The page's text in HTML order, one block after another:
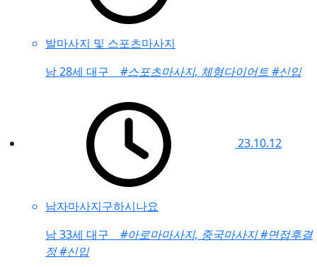
발마사지 및 스포츠마사지
남28세 대구 #스포츠마사지, 체형다이어트#신입
23.10.12
남자마사지구하시나요
남33세 대구 #아로마마사지, 중국마사지#면접후결
정#신입